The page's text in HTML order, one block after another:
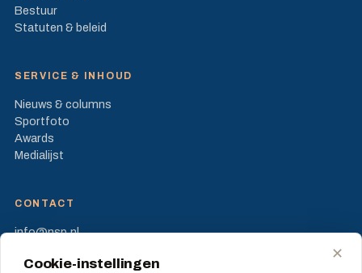
Bestuur
Statuten & beleid
SERVICE & INHOUD
Nieuws & columns
Sportfoto
Awards
Medialijst
CONTACT
info@nsp.nl
2595 BM Den Haag
✕
Cookie-instellingen